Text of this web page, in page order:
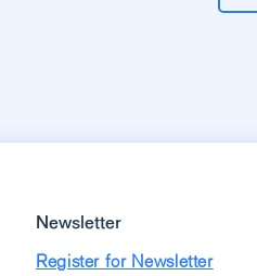
Newsletter
Register for Newsletter